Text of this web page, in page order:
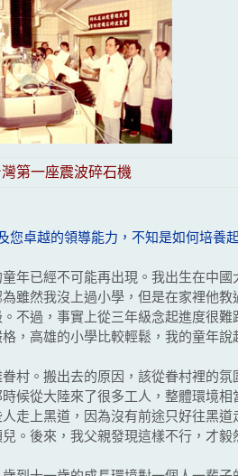
灣第一座震波碎石機
您卓越的領導能力，不知是如何培養
已經不可能再出現。我出生在中國
雖然我沒上過小學，但是在家裡他
不過，事實上從三年級念起進度很
，高雄的小學比較輕鬆，我的童年
。搬出去的原因，該從眷村裡的氛
候從大陸來了很多工人，整體環境
走上黑道，因為沒有前途只好往黑
。後來，我父親發現這樣不行，才毅